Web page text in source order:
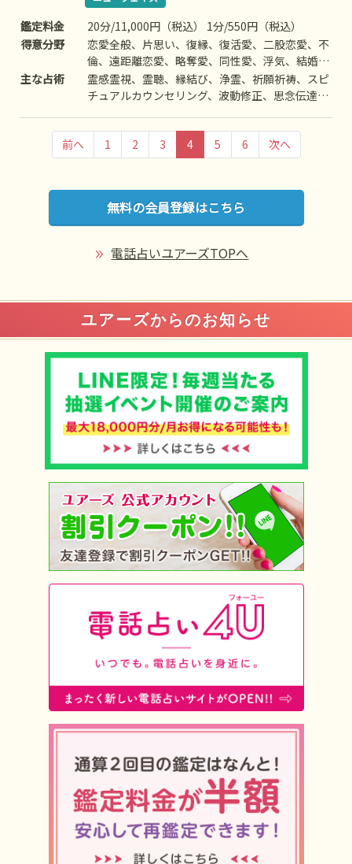
鑑定料金
20分/11,000円（税込） 1分/550円（税込）
得意分野
恋愛全般、片思い、復縁、復活愛、二股恋愛、不
倫、遠距離恋愛、略奪愛、同性愛、浮気、結婚、
離婚、夫婦問題、家族/家庭問題、親子、育児、
教育、介護、引っ越し、人間関係、仕事全般、適
人、心霊相談など
主な占術
霊感霊視、霊聴、縁結び、浄霊、祈願祈祷、スピ
チュアルカウンセリング、波動修正、思念伝達、
去、高次との交信、アニマルコミニケーション、
特殊占術など
前へ 1 2 3 4 5 6 次へ
無料の会員登録はこちら
電話占いユアーズTOPへ
ユアーズからのお知らせ